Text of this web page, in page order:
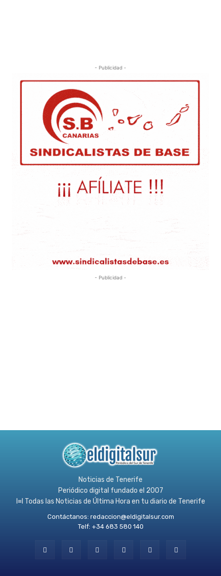
- Publicidad -
- Publicidad -
Noticias de Tenerife
Periódico digital fundado el 2007
l≡l Todas las Noticias de Última Hora en tu diario de Tenerife
Contáctanos: redaccion@eldigitalsur.com
Telf: +34 683 580 140